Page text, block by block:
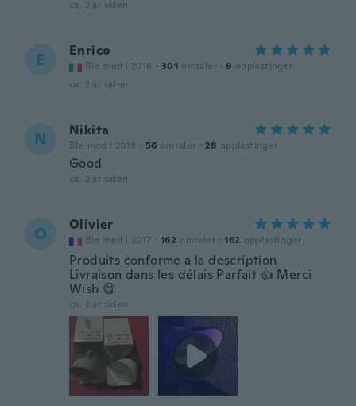
ca. 2 år siden
E Enrico
Ble med i 2016 · 301 omtaler · 9 opplastinger
ca. 2 år siden
N Nikita
Ble med i 2019 · 56 omtaler · 28 opplastinger
Good
ca. 2 år siden
O Olivier
Ble med i 2017 · 162 omtaler · 162 opplastinger
Produits conforme a la description
Livraison dans les délais Parfait 👍 Merci
Wish 😋
ca. 2 år siden